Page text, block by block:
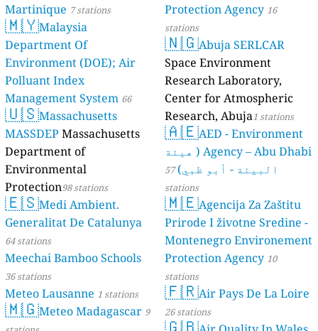
Protection Agency 16
stations
🇳🇬Abuja SERLCAR
Space Environment
Research Laboratory,
Center for Atmospheric
Research, Abuja1 stations
🇦🇪AED - Environment
Agency – Abu Dhabi ( هيئة
البيئة - أبو ظبي) 57
stations
🇲🇪Agencija Za Zaštitu
Prirode I životne Sredine -
Montenegro Environement
Protection Agency 10
stations
🇫🇷Air Pays De La Loire
26 stations
🇬🇧
Martinique 7 stations
🇲🇾Malaysia
Department Of
Environment (DOE); Air
Polluant Index
Management System 66
stations
🇺🇸Massachusetts
MASSDEPMassachusetts
Department of
Environmental
Protection98 stations
🇪🇸Medi Ambient.
Generalitat De Catalunya
64 stations
Meechai Bamboo Schools
36 stations
Meteo Lausanne 1 stations
🇲🇬Meteo Madagascar 9